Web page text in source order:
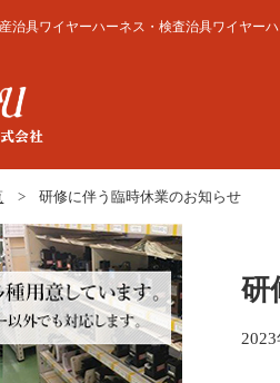
治具ワイヤーハーネス・検査治具ワイヤー
研修に伴う臨時休業のお知らせ
研